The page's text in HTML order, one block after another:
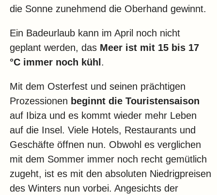
die Sonne zunehmend die Oberhand gewinnt.
Ein Badeurlaub kann im April noch nicht
geplant werden, das Meer ist mit 15 bis 17
°C immer noch kühl .
Mit dem Osterfest und seinen prächtigen
Prozessionen beginnt die Touristensaison
auf Ibiza und es kommt wieder mehr Leben
auf die Insel. Viele Hotels, Restaurants und
Geschäfte öffnen nun. Obwohl es verglichen
mit dem Sommer immer noch recht gemütlich
zugeht, ist es mit den absoluten Niedrigpreisen
des Winters nun vorbei. Angesichts der